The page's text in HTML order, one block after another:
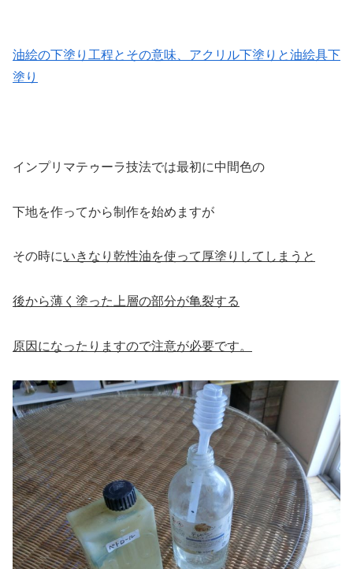
油絵の下塗り工程とその意味、アクリル下塗りと油絵具下
塗り
インプリマテゥーラ技法では最初に中間色の
下地を作ってから制作を始めますが
その時にいきなり乾性油を使って厚塗りしてしまうと
後から薄く塗った上層の部分が亀裂する
原因になったりますので注意が必要です。